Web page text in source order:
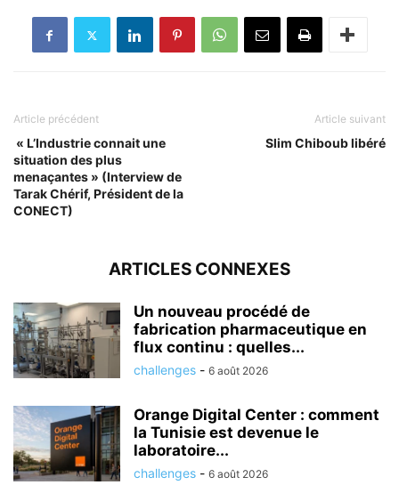
Article précédent
« L’Industrie connait une
situation des plus
menaçantes » (Interview de
Tarak Chérif, Président de la
CONECT)
Article suivant
Slim Chiboub libéré
ARTICLES CONNEXES
Un nouveau procédé de
fabrication pharmaceutique en
flux continu : quelles...
challenges - 6 août 2026
Orange Digital Center : comment
la Tunisie est devenue le
laboratoire...
challenges - 6 août 2026